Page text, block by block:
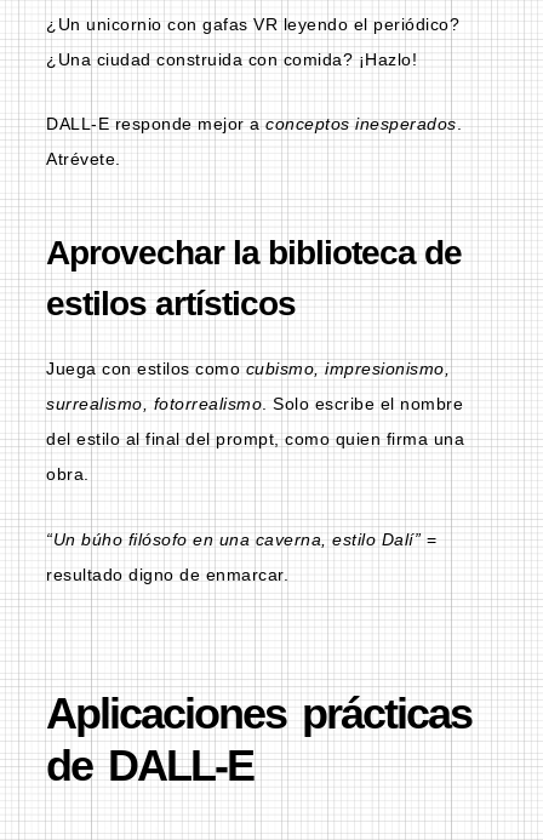
¿Un unicornio con gafas VR leyendo el periódico?
¿Una ciudad construida con comida? ¡Hazlo!
DALL-E responde mejor aconceptos inesperados.
Atrévete.
Aprovechar la biblioteca de
estilos artísticos
Juega con estilos comocubismo, impresionismo,
surrealismo, fotorrealismo. Solo escribe el nombre
del estilo al final del prompt, como quien firma una
obra.
“Un búho filósofo en una caverna, estilo Dalí”=
resultado digno de enmarcar.
Aplicaciones prácticas
de DALL-E